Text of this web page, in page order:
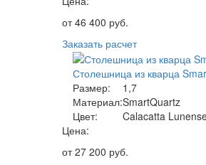
от46 400 руб.
Заказать расчет
Столешница из кварца
Размер:
1,7
Материал:SmartQuartz
Цвет:
Calacatta
Цена:
от27 200 руб.